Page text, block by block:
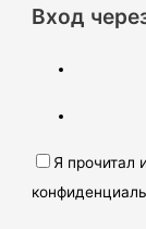
Вход
Я прочитал